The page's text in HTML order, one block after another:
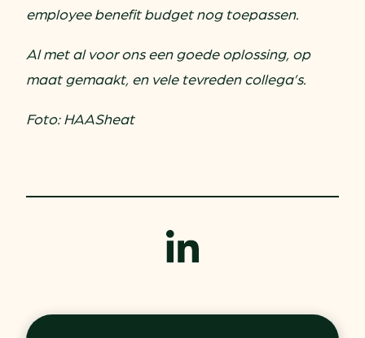
employee benefit budget nog toepassen.
Al met al voor ons een goede oplossing, op
maat gemaakt, en vele tevreden collega’s.
Foto: HAASheat